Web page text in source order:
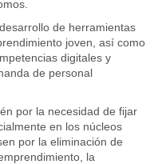
de herramientas
joven, así como
digitales y
de personal
por la necesidad de fijar
en los núcleos
por la eliminación de
la